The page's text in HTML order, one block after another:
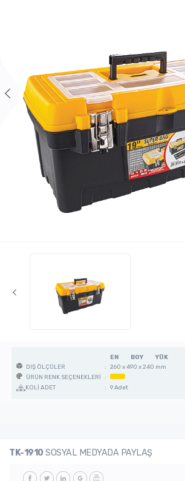
EN BOY
YÜK
DIŞ ÖLÇÜLER
: 260 x 490 x 240 mm
ÜRÜN RENK SEÇENEKLERİ :
KOLİ ADET
: 9 Adet
TK-1910 SOSYAL MEDYADA PAYLAŞ